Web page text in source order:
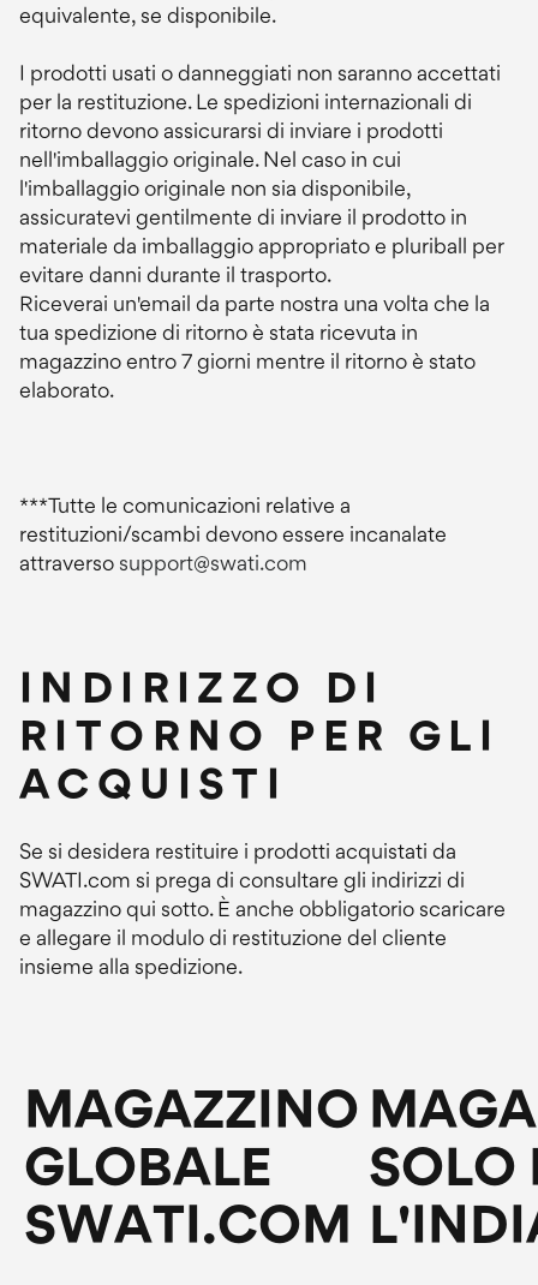
equivalente, se disponibile.
I prodotti usati o danneggiati non saranno accettati
per la restituzione. Le spedizioni internazionali di
ritorno devono assicurarsi di inviare i prodotti
nell'imballaggio originale. Nel caso in cui
l'imballaggio originale non sia disponibile,
assicuratevi gentilmente di inviare il prodotto in
materiale da imballaggio appropriato e pluriball per
evitare danni durante il trasporto.
Riceverai un'email da parte nostra una volta che la
tua spedizione di ritorno è stata ricevuta in
magazzino entro 7 giorni mentre il ritorno è stato
elaborato.
***Tutte le comunicazioni relative a
restituzioni/scambi devono essere incanalate
attraverso support@swati.com
INDIRIZZO DI
RITORNO PER GLI
ACQUISTI
Se si desidera restituire i prodotti acquistati da
SWATI.com si prega di consultare gli indirizzi di
magazzino qui sotto. È anche obbligatorio scaricare
e allegare il modulo di restituzione del cliente
insieme alla spedizione.
MAGAZZINO
GLOBALE
SWATI.COM
SOLO